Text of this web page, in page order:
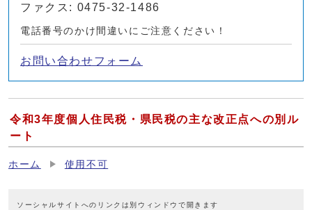
ファクス: 0475-32-1486
電話番号のかけ間違いにご注意ください！
お問い合わせフォーム
令和3年度個人住民税・県民税の主な改正点への別ル
ート
ホーム 使用不可
ソーシャルサイトへのリンクは別ウィンドウで開きます